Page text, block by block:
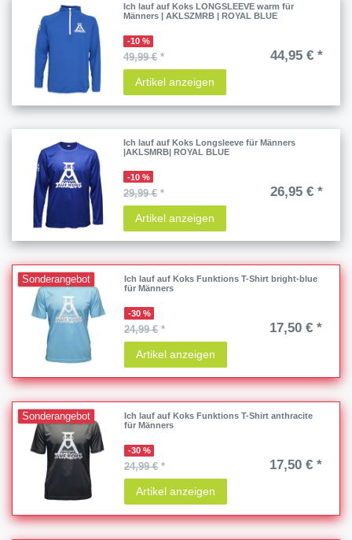
Ich lauf auf Koks LONGSLEEVE warm für
Männers | AKLSZMRB | ROYAL BLUE
-10 %
49,99 €* 44,95 € *
Artikel anzeigen
Ich lauf auf Koks Longsleeve für Männers
|AKLSMRB| ROYAL BLUE
-10 %
29,99 €* 26,95 € *
Artikel anzeigen
Sonderangebot
Ich lauf auf Koks Funktions T-Shirt bright-blue
für Männers
-30 %
24,99 €* 17,50 € *
Artikel anzeigen
Sonderangebot
Ich lauf auf Koks Funktions T-Shirt anthracite
für Männers
-30 %
24,99 €* 17,50 € *
Artikel anzeigen